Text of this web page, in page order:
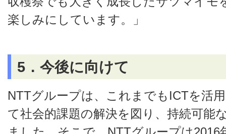
楽しみにしています。」
5．今後に向けて
NTTグループは、これまでもICTを活
て社会的課題の解決を図り、持続可能